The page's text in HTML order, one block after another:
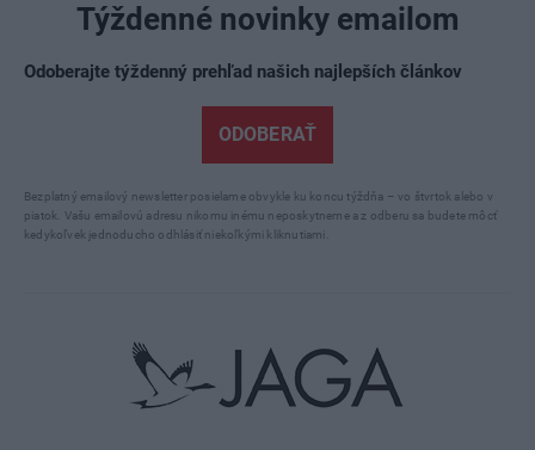
Týždenné novinky emailom
Odoberajte týždenný prehľad našich najlepších článkov
ODOBERAŤ
Bezplatný emailový newsletter posielame obvykle ku koncu týždňa – vo štvrtok alebo v
piatok. Vašu emailovú adresu nikomu inému neposkytneme a z odberu sa budete môcť
kedykoľvek jednoducho odhlásiť niekoľkými kliknutiami.